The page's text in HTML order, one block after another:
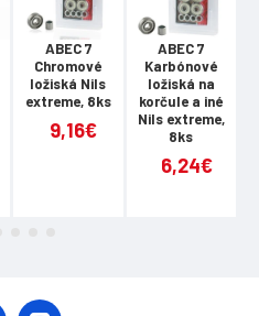
13
14,5 16
ABEC 7
Chromové
ložiská Nils
extreme, 8ks
9,16€
ABEC 7
Karbónové
ložiská na
korčule a iné
Nils extreme,
8ks
6,24€